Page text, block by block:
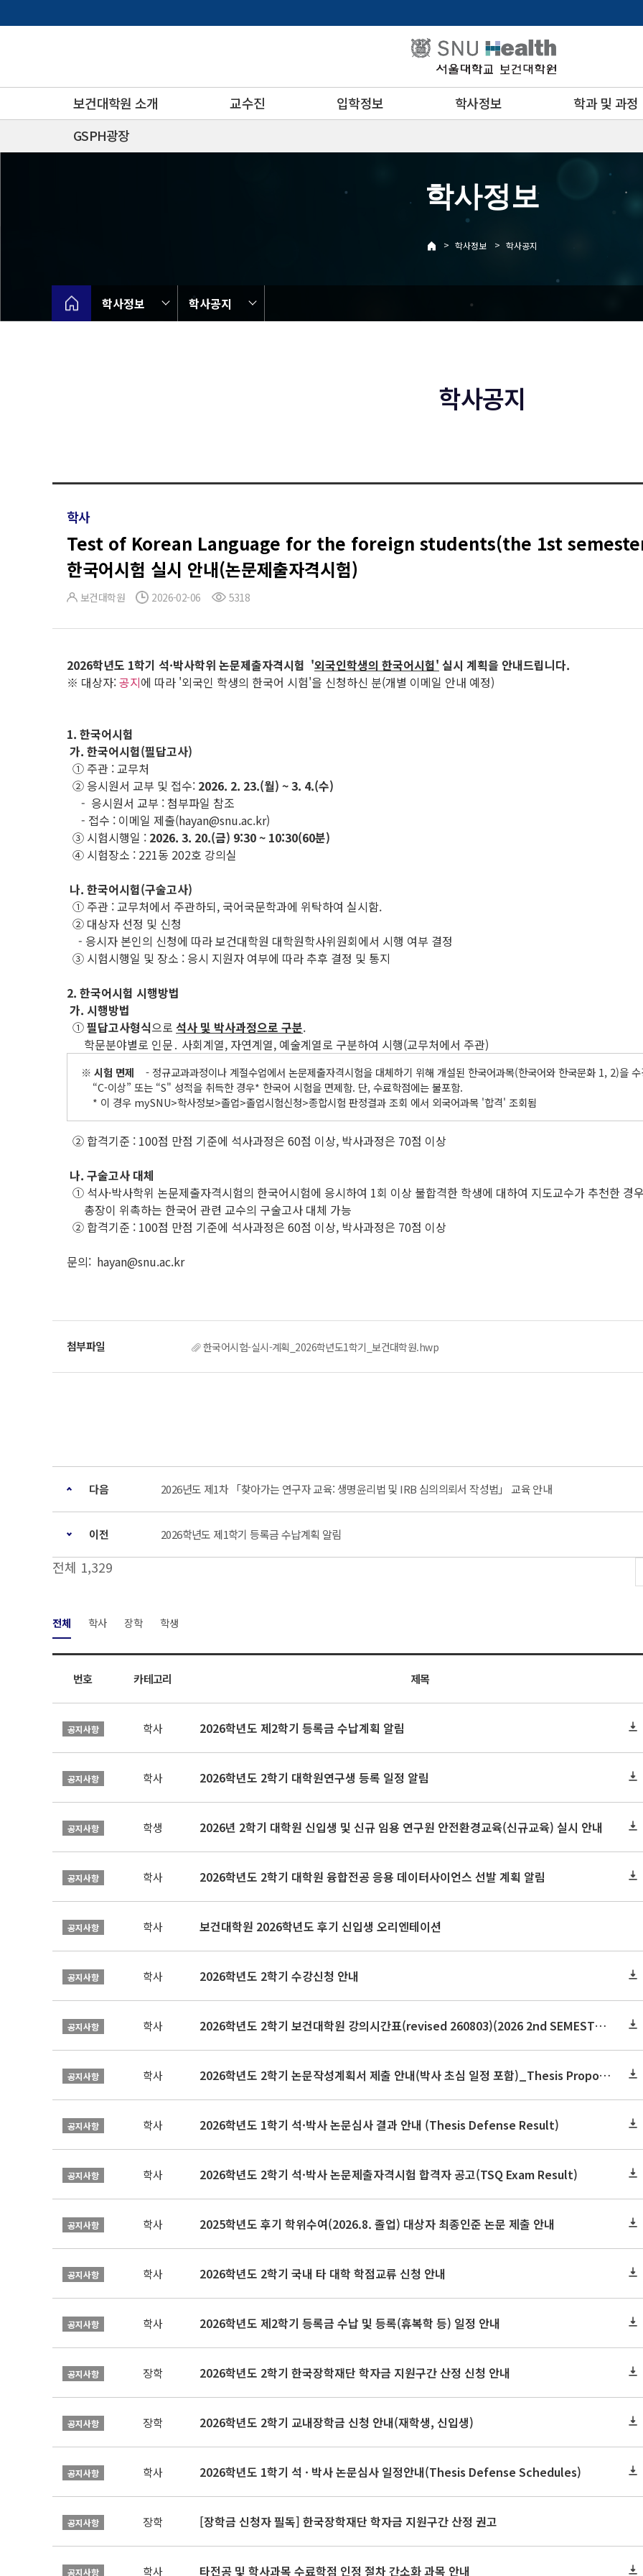
로
보건대학원 소개 교수진 입학정보 학사정보 학과 및 과정
GSPH광장
학사정보
> 학사정보 > 학사공지
학사정보 학사공지
학사공지
학사
Test of Korean Language for the foreign students(the 1st semester,
한국어시험 실시 안내(논문제출자격시험)
보건대학원 2026-02-06 5318
2026학년도 1학기 석·박사학위 논문제출자격시험 '외국인학생의 한국어시험' 실시 계획을 안내드립니다.
※ 대상자:공지에 따라 '외국인 학생의 한국어 시험'을 신청하신 분(개별 이메일 안내 예정)
1. 한국어시험
가. 한국어시험(필답고사)
① 주관 : 교무처
② 응시원서 교부 및 접수: 2026. 2. 23.(월) ~ 3. 4.(수)
- 응시원서 교부 : 첨부파일 참조
- 접수 : 이메일 제출(hayan@snu.ac.kr)
③ 시험시행일 : 2026. 3. 20.(금) 9:30 ~ 10:30(60분)
④ 시험장소 : 221동 202호 강의실
나. 한국어시험(구술고사)
① 주관 : 교무처에서 주관하되, 국어국문학과에 위탁하여 실시함.
② 대상자 선정 및 신청
- 응시자 본인의 신청에 따라 보건대학원 대학원학사위원회에서 시행 여부 결정
③ 시험시행일 및 장소 : 응시 지원자 여부에 따라 추후 결정 및 통지
2. 한국어시험 시행방법
가. 시행방법
①필답고사형식으로 석사 및 박사과정으로 구분.
학문분야별로 인문․ 사회계열, 자연계열, 예술계열로 구분하여 시행(교무처에서 주관)
※ 시험 면제
- 정규교과과정이나 계절수업에서 논문제출자격시험을 대체하기 위해 개설된 한국어과목(한국어와 한국문화 1, 2)을
“C-이상” 또는 “S" 성적을 취득한 경우* 한국어 시험을 면제함. 단, 수료학점에는 불포함.
* 이 경우 mySNU>학사정보>졸업>졸업시험신청>종합시험 판정결과 조회 에서 외국어과목 '합격' 조회됨
② 합격기준 : 100점 만점 기준에 석사과정은 60점 이상, 박사과정은 70점 이상
나. 구술고사 대체
① 석사·박사학위 논문제출자격시험의 한국어시험에 응시하여 1회 이상 불합격한 학생에 대하여 지도교수가 추천한 경우
총장이 위촉하는 한국어 관련 교수의 구술고사 대체 가능
② 합격기준 : 100점 만점 기준에 석사과정은 60점 이상, 박사과정은 70점 이상
문의: hayan@snu.ac.kr
한국어시험-실시-계획_2026학년도1학기_보건대학원.hwp
다음 2026년도 제1차 「찾아가는 연구자 교육: 생명윤리법 및 IRB 심의의뢰서 작성법」 교육 안내
이전 2026학년도 제1학기 등록금 수납계획 알림
전체 1,329
전체 학사 장학 학생
번호 카테고리 제목
공지사항 학사 2026학년도 제2학기 등록금 수납계획 알림
공지사항 학사 2026학년도 2학기 대학원연구생 등록 일정 알림
공지사항 학생 2026년 2학기 대학원 신입생 및 신규 임용 연구원 안전환경교육(신규교육) 실시 안내
공지사항 학사 2026학년도 2학기 대학원 융합전공 응용 데이터사이언스 선발 계획 알림
공지사항 학사 보건대학원 2026학년도 후기 신입생 오리엔테이션
공지사항 학사 2026학년도 2학기 수강신청 안내
공지사항 학사 2026학년도 2학기 보건대학원 강의시간표(revised 260803)(2026 2nd SEMESTER SNU GSPH TIMETABLE)
공지사항 학사 2026학년도 2학기 논문작성계획서 제출 안내(박사 초심 일정 포함)_Thesis Proposal
공지사항 학사 2026학년도 1학기 석·박사 논문심사 결과 안내 (Thesis Defense Result)
공지사항 학사 2026학년도 2학기 석·박사 논문제출자격시험 합격자 공고(TSQ Exam Result)
공지사항 학사 2025학년도 후기 학위수여(2026.8. 졸업) 대상자 최종인준 논문 제출 안내
공지사항 학사 2026학년도 2학기 국내 타 대학 학점교류 신청 안내
공지사항 학사 2026학년도 제2학기 등록금 수납 및 등록(휴복학 등) 일정 안내
공지사항 장학 2026학년도 2학기 한국장학재단 학자금 지원구간 산정 신청 안내
공지사항 장학 2026학년도 2학기 교내장학금 신청 안내(재학생, 신입생)
공지사항 학사 2026학년도 1학기 석 · 박사 논문심사 일정안내(Thesis Defense Schedules)
공지사항 장학 [장학금 신청자 필독] 한국장학재단 학자금 지원구간 산정 권고
공지사항 학사 타전공 및 학사과목 수료학점 인정 절차 간소화 과목 안내